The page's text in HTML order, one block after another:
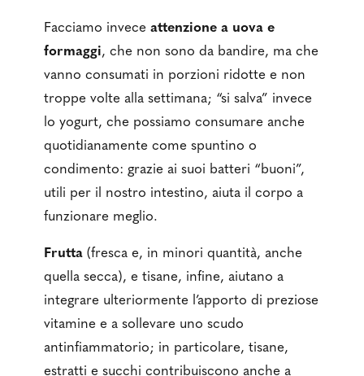
Facciamo inveceattenzione a uova e
formaggi, che non sono da bandire, ma che
vanno consumati in porzioni ridotte e non
troppe volte alla settimana; “si salva” invece
lo yogurt, che possiamo consumare anche
quotidianamente come spuntino o
condimento: grazie ai suoi batteri “buoni”,
utili per il nostro intestino, aiuta il corpo a
funzionare meglio.
Frutta (fresca e, in minori quantità, anche
quella secca), e tisane, infine, aiutano a
integrare ulteriormente l’apporto di preziose
vitamine e a sollevare uno scudo
antinfiammatorio; in particolare, tisane,
estratti e succhi contribuiscono anche a